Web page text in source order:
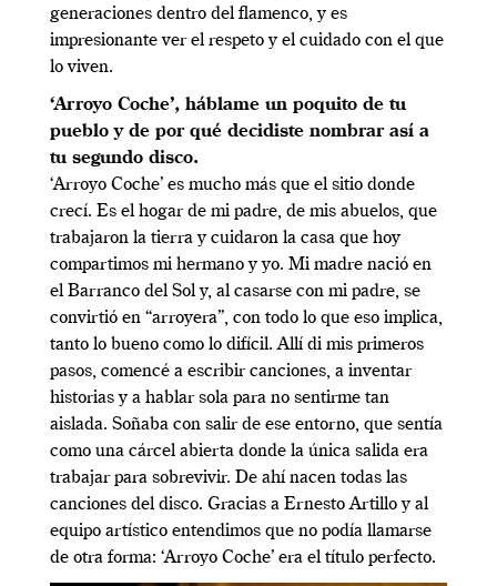
generaciones dentro del flamenco, y es
impresionante ver el respeto y el cuidado con el que
lo viven.
‘Arroyo Coche’, háblame un poquito de tu
pueblo y de por qué decidiste nombrar así a
tu segundo disco.
‘Arroyo Coche’ es mucho más que el sitio donde
crecí. Es el hogar de mi padre, de mis abuelos, que
trabajaron la tierra y cuidaron la casa que hoy
compartimos mi hermano y yo. Mi madre nació en
el Barranco del Sol y, al casarse con mi padre, se
convirtió en “arroyera”, con todo lo que eso implica,
tanto lo bueno como lo difícil. Allí di mis primeros
pasos, comencé a escribir canciones, a inventar
historias y a hablar sola para no sentirme tan
aislada. Soñaba con salir de ese entorno, que sentía
como una cárcel abierta donde la única salida era
trabajar para sobrevivir. De ahí nacen todas las
canciones del disco. Gracias a Ernesto Artillo y al
equipo artístico entendimos que no podía llamarse
de otra forma: ‘Arroyo Coche’ era el título perfecto.